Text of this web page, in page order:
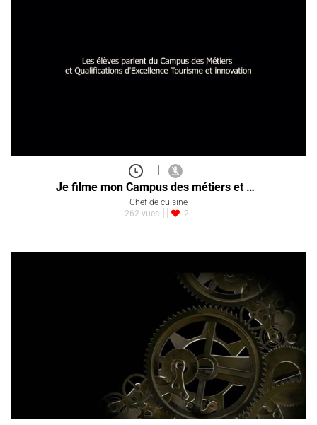
|
Je filme mon Campus des métiers et …
Chef de cuisine
262 vues
2